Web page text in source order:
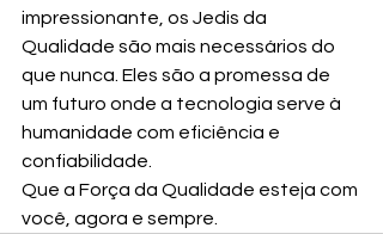
impressionante, os Jedis da
Qualidade são mais necessários do
que nunca. Eles são a promessa de
um futuro onde a tecnologia serve à
humanidade com eficiência e
confiabilidade.
Que a Força da Qualidade esteja com
você, agora e sempre.